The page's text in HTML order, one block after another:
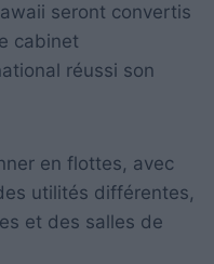
seront convertis
cabinet
réussi son
en flottes, avec
utilités différentes,
et des salles de